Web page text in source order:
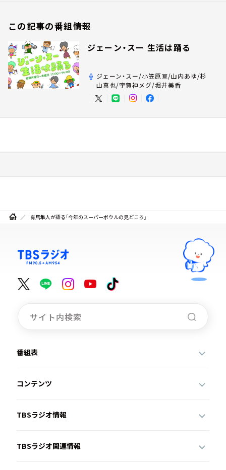
この記事の番組情報
ジェーン・スー 生活は踊る
ジェーン・スー/小笠原亘/山内あゆ/杉
山真也/宇賀神メグ/堀井美香
有馬隼人が語る「今年のスーパーボウルの見どころ」
番組表
コンテンツ
TBSラジオ情報
TBSラジオ関連情報